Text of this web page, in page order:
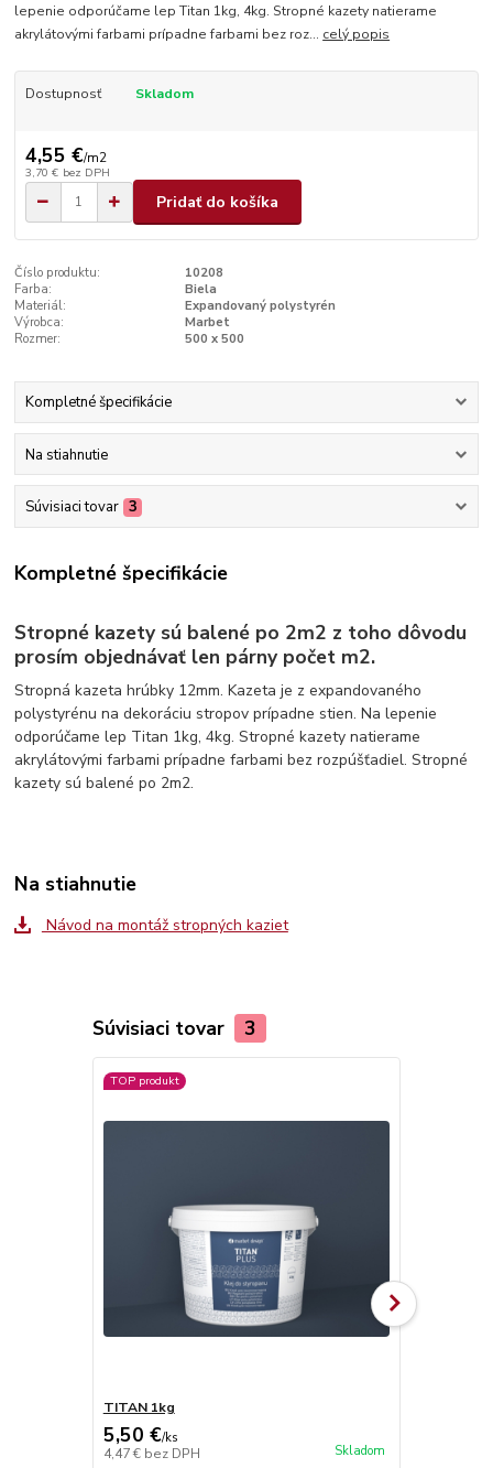
lepenie odporúčame lep Titan 1kg, 4kg. Stropné kazety natierame
akrylátovými farbami prípadne farbami bez roz... celý popis
Dostupnosť Skladom
4,55 €/m2
3,70 € bez DPH
Pridať do košíka
Číslo produktu:
10208
Farba:
Biela
Materiál:
Expandovaný polystyrén
Výrobca:
Marbet
Rozmer:
500 x 500
Kompletné špecifikácie
Na stiahnutie
Súvisiaci tovar 3
Kompletné špecifikácie
Stropné kazety sú balené po 2m2 z toho dôvodu
prosím objednávať len párny počet m2.
Stropná kazeta hrúbky 12mm. Kazeta je z expandovaného
polystyrénu na dekoráciu stropov prípadne stien. Na lepenie
odporúčame lep Titan 1kg, 4kg. Stropné kazety natierame
akrylátovými farbami prípadne farbami bez rozpúšťadiel. Stropné
kazety sú balené po 2m2.
Na stiahnutie
Návod na montáž stropných kaziet
Súvisiaci tovar 3
TOP produkt
TITAN 1kg
5,50 €/ks
4,47 € bez DPH Skladom